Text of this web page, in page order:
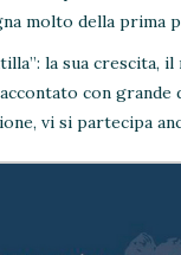
molto della prima
la sua crescita,
con grande
vi si partecipa